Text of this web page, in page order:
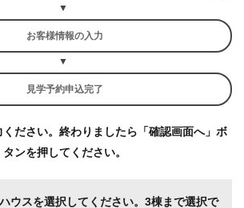
お客様情報の入力
見学予約申込完了
ださい。終わりましたら「確認画面へ」ボ
タンを押してください。
ウスを選択してください。3棟まで選択で